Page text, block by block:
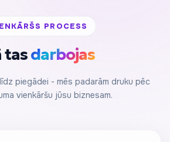
PROCESS
tasdarbojas
piegādei - mēs padarām druku pēc
vienkāršu jūsu biznesam.